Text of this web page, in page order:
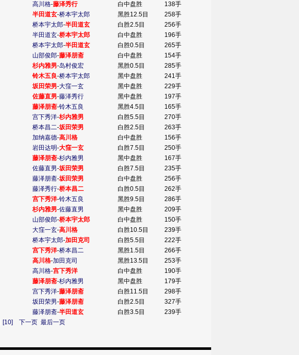
高川格-藤泽秀行 白中盘胜
138手
半田道玄-桥本宇太郎 黑胜12.5目
258手
桥本宇太郎-半田道玄 白胜2.5目
256手
半田道玄-桥本宇太郎 白中盘胜
196手
桥本宇太郎-半田道玄 白胜0.5目
265手
山部俊郎-藤泽朋斋 白中盘胜
154手
杉内雅男-岛村俊宏 黑胜0.5目
285手
铃木五良-桥本宇太郎 黑中盘胜
241手
坂田荣男-大窪一玄 黑中盘胜
229手
佐藤直男-藤泽秀行 黑中盘胜
197手
藤泽朋斋-铃木五良 黑胜4.5目
165手
宫下秀洋-杉内雅男 白胜5.5目
270手
桥本昌二-坂田荣男 白胜2.5目
263手
加纳嘉德-高川格 白中盘胜
156手
岩田达明-大窪一玄 白胜7.5目
250手
藤泽朋斋-杉内雅男 黑中盘胜
167手
佐藤直男-坂田荣男 白胜7.5目
235手
藤泽朋斋-坂田荣男 白中盘胜
256手
藤泽秀行-桥本昌二 白胜0.5目
262手
宫下秀洋-铃木五良 黑胜9.5目
286手
杉内雅男-佐藤直男 黑中盘胜
209手
山部俊郎-桥本宇太郎 白中盘胜
150手
大窪一玄-高川格 白胜10.5目
239手
桥本宇太郎-加田克司 白胜5.5目
222手
宫下秀洋-桥本昌二 黑胜1.5目
266手
高川格-加田克司 黑胜13.5目
253手
高川格-宫下秀洋 白中盘胜
190手
藤泽朋斋-杉内雅男 黑中盘胜
179手
宫下秀洋-藤泽朋斋 白胜11.5目
298手
坂田荣男-藤泽朋斋 白胜2.5目
327手
藤泽朋斋-半田道玄 白胜3.5目
239手
[10] 下一页 最后一页